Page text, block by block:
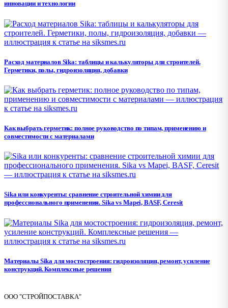
инновации и технологии
Расход материалов Sika: таблицы и калькуляторы для строителей.
Герметики, полы, гидроизоляция, добавки
Как выбрать герметик: полное руководство по типам, применению и
совместимости с материалами
Sika или конкуренты: сравнение строительной химии для
профессионального применения. Sika vs Mapei, BASF, Ceresit
Материалы Sika для мостостроения: гидроизоляция, ремонт, усиление
конструкций. Комплексные решения
ООО "СТРОЙПОСТАВКА"